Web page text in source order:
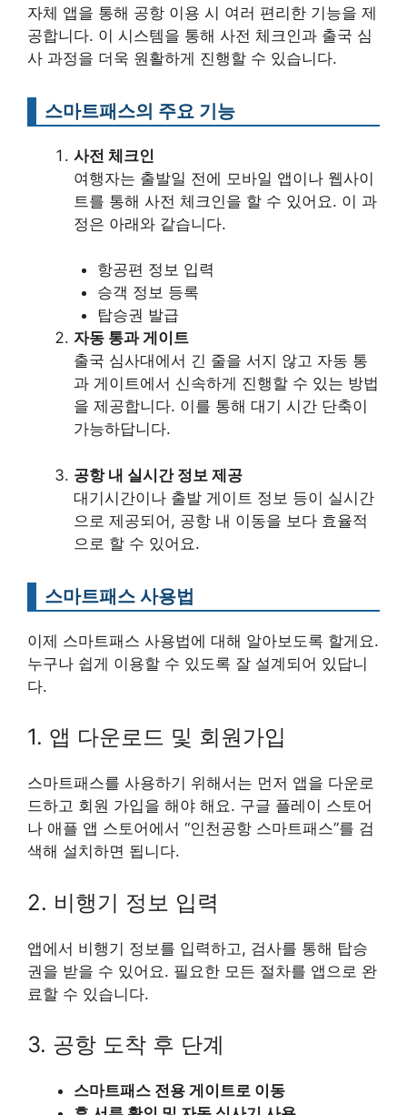
자체 앱을 통해 공항 이용 시 여러 편리한 기능을 제
공합니다. 이 시스템을 통해 사전 체크인과 출국 심
사 과정을 더욱 원활하게 진행할 수 있습니다.
스마트패스의 주요 기능
사전 체크인
여행자는 출발일 전에 모바일 앱이나 웹사이
트를 통해 사전 체크인을 할 수 있어요. 이 과
정은 아래와 같습니다.
항공편 정보 입력
승객 정보 등록
탑승권 발급
자동 통과 게이트
출국 심사대에서 긴 줄을 서지 않고 자동 통
과 게이트에서 신속하게 진행할 수 있는 방법
을 제공합니다. 이를 통해 대기 시간 단축이
가능하답니다.
공항 내 실시간 정보 제공
대기시간이나 출발 게이트 정보 등이 실시간
으로 제공되어, 공항 내 이동을 보다 효율적
으로 할 수 있어요.
스마트패스 사용법
이제 스마트패스 사용법에 대해 알아보도록 할게요.
누구나 쉽게 이용할 수 있도록 잘 설계되어 있답니
다.
1. 앱 다운로드 및 회원가입
스마트패스를 사용하기 위해서는 먼저 앱을 다운로
드하고 회원 가입을 해야 해요. 구글 플레이 스토어
나 애플 앱 스토어에서 “인천공항 스마트패스”를 검
색해 설치하면 됩니다.
2. 비행기 정보 입력
앱에서 비행기 정보를 입력하고, 검사를 통해 탑승
권을 받을 수 있어요. 필요한 모든 절차를 앱으로 완
료할 수 있습니다.
3. 공항 도착 후 단계
스마트패스 전용 게이트로 이동